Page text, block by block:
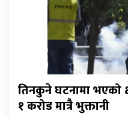
तिनकुने घटनामा भएको
१ करोड मात्रै भुक्तानी